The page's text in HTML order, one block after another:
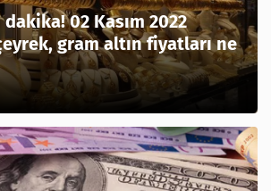
02 Kasım 2022
gram altın fiyatları ne